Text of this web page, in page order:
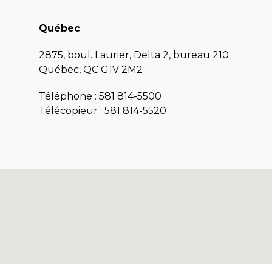
Québec
2875, boul. Laurier, Delta 2, bureau 210
Québec, QC G1V 2M2
Téléphone : 581 814-5500
Télécopieur : 581 814-5520